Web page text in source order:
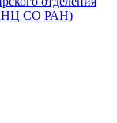
КНЦ СО РАН)